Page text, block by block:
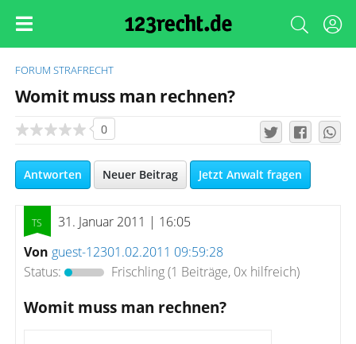
FORUM STRAFRECHT
Womit muss man rechnen?
0
Antworten Neuer Beitrag Jetzt Anwalt fragen
31. Januar 2011 | 16:05
Von guest-12301.02.2011 09:59:28
Status:
Frischling(1 Beiträge, 0x hilfreich)
Womit muss man rechnen?